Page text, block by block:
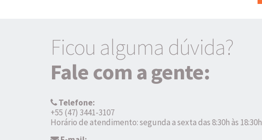
Ficou alguma dúvida?
Fale com a gente:
Telefone:
+55 (47) 3441-3107
Horário de atendimento: segunda a sexta das 8:30h às 18:30h